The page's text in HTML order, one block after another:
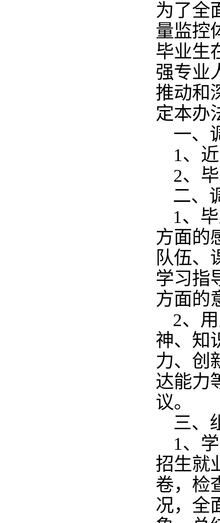
为了全
量监控
毕业生
强专业
推动和
定本办
一、
1、近
2、
二、
1、
方面的
队伍、
学习指
方面的
2、
神、知
力、创
达能力
议。
三、
1、学
招生就
卷，检
况，全